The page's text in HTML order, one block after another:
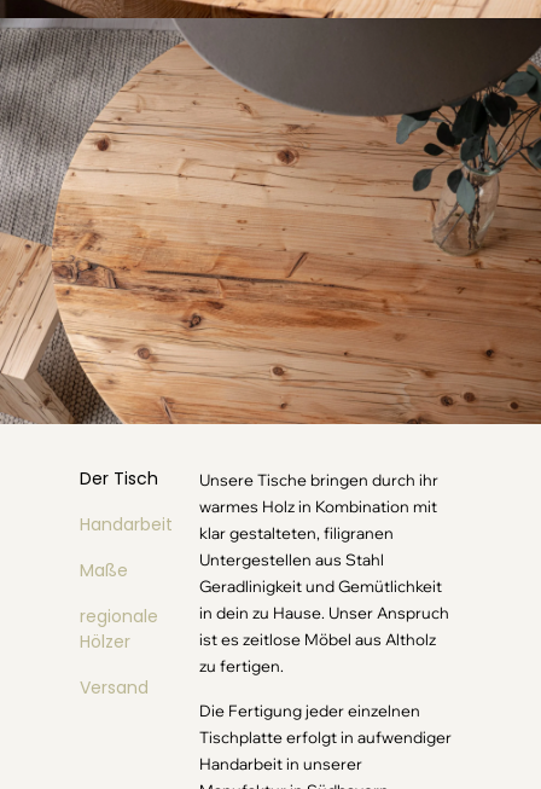
Der Tisch
Handarbeit
Maße
regionale
Hölzer
Versand
Unsere Tische bringen durch ihr
warmes Holz in Kombination mit
klar gestalteten, filigranen
Untergestellen aus Stahl
Geradlinigkeit und Gemütlichkeit
in dein zu Hause. Unser Anspruch
ist es zeitlose Möbel aus Altholz
zu fertigen.
Die Fertigung jeder einzelnen
Tischplatte erfolgt in aufwendiger
Handarbeit in unserer